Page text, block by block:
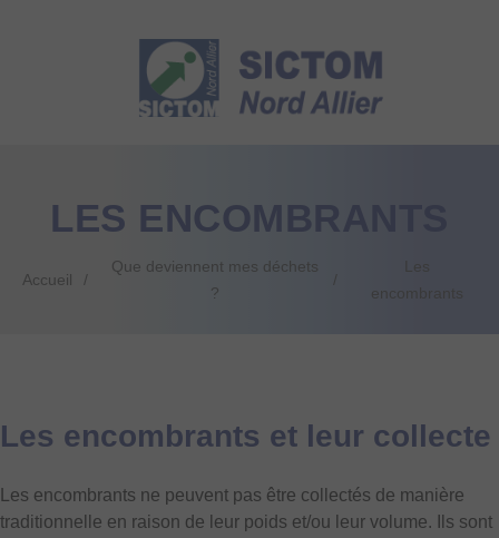
LES ENCOMBRANTS
Accueil
Que deviennent mes déchets
?
encombrants
Les encombrants et leur collecte
Les encombrants ne peuvent pas être collectés de manière
traditionnelle en raison de leur poids et/ou leur volume. Ils sont